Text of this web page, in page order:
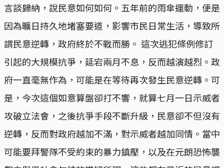
言談歸納，說民意如何如何。五年前的雨傘運動，便是
因為曠日持久地堵塞要道，影響市民日常生活，導致所
謂民意逆轉，政府終於不戰而勝。 這次逃犯條例修訂
引起的大規模抗爭，延宕兩月不息，反而越演越烈。政
府一直毫無作為，可能是在等待再次發生民意逆轉。可
是，今次這個如意算盤卻打不響，就算七月一日示威者
攻破立法會，之後抗爭手段不斷升級，民意卻不但沒有
逆轉，反而對政府越加不滿，對示威者越加同情。當中
可能要拜警隊不受約束的暴力鎮壓，以及在元朗恐怖襲